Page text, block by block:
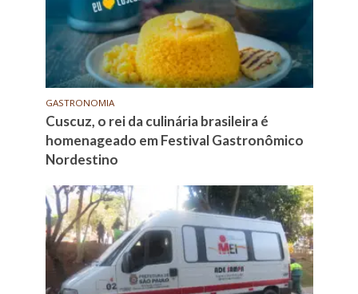
GASTRONOMIA
Cuscuz, o rei da culinária brasileira é
homenageado em Festival Gastronômico
Nordestino